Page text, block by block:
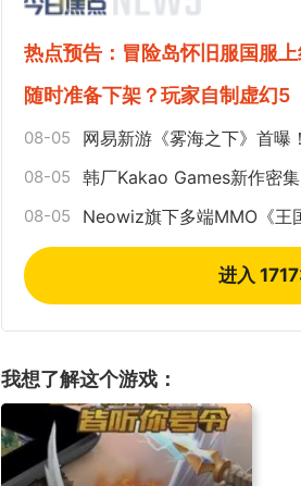
热点预告：冒险岛怀旧服国服
随时准备下架？玩家自制虚幻5
08-05 网易新游《雾海之下》首曝
08-05 韩厂Kakao Games新作密
08-05 Neowiz旗下多端MMO《王
进入
我想了解这个游戏：